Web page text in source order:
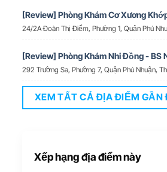
[Review] Phòng Khám Cơ Xương
24/2A Đoàn Thị Điểm, Phường 1, Quận Phú
[Review] Phòng Khám Nhi Đồng - BS
292 Trường Sa, Phường 7, Quận Phú Nhuận,
XEM TẤT CẢ ĐỊA ĐIỂM GẦN
Xếp hạng địa điểm này